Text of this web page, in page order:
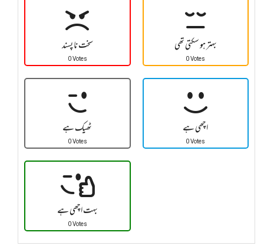
سخت نا پسند
0 Votes
بہتر ہو سکتی تھی
0 Votes
ٹھیک ہے
0 Votes
اچھی ہے
0 Votes
بہت اچھی ہے
0 Votes